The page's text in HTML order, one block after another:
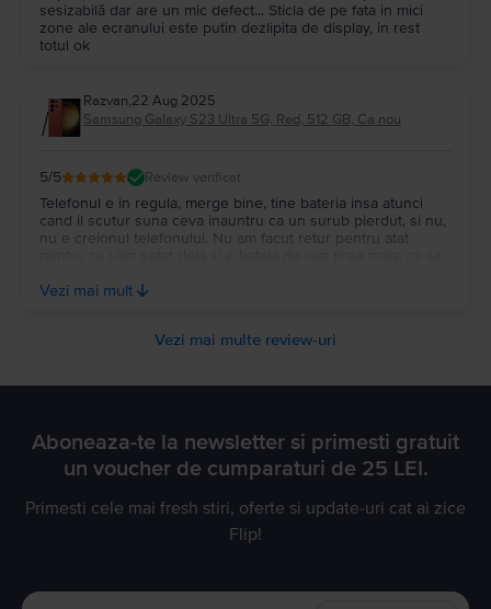
sesizabilă dar are un mic defect... Sticla de pe fata in mici
zone ale ecranului este putin dezlipita de display, in rest
totul ok
Razvan,22 Aug 2025
Samsung Galaxy S23 Ultra 5G, Red, 512 GB, Ca nou
5/5 Review verificat
Telefonul e in regula, merge bine, tine bateria insa atunci
cand il scutur suna ceva inauntru ca un surub pierdut, si nu,
nu e creionul telefonului. Nu am facut retur pentru atat
grav.
Vezi mai mult
Vezi mai multe review-uri
Aboneaza-te la newsletter si primesti gratuit
un voucher de cumparaturi de 25 LEI.
Primesti cele mai fresh stiri, oferte si update-uri cat ai zice
Flip!